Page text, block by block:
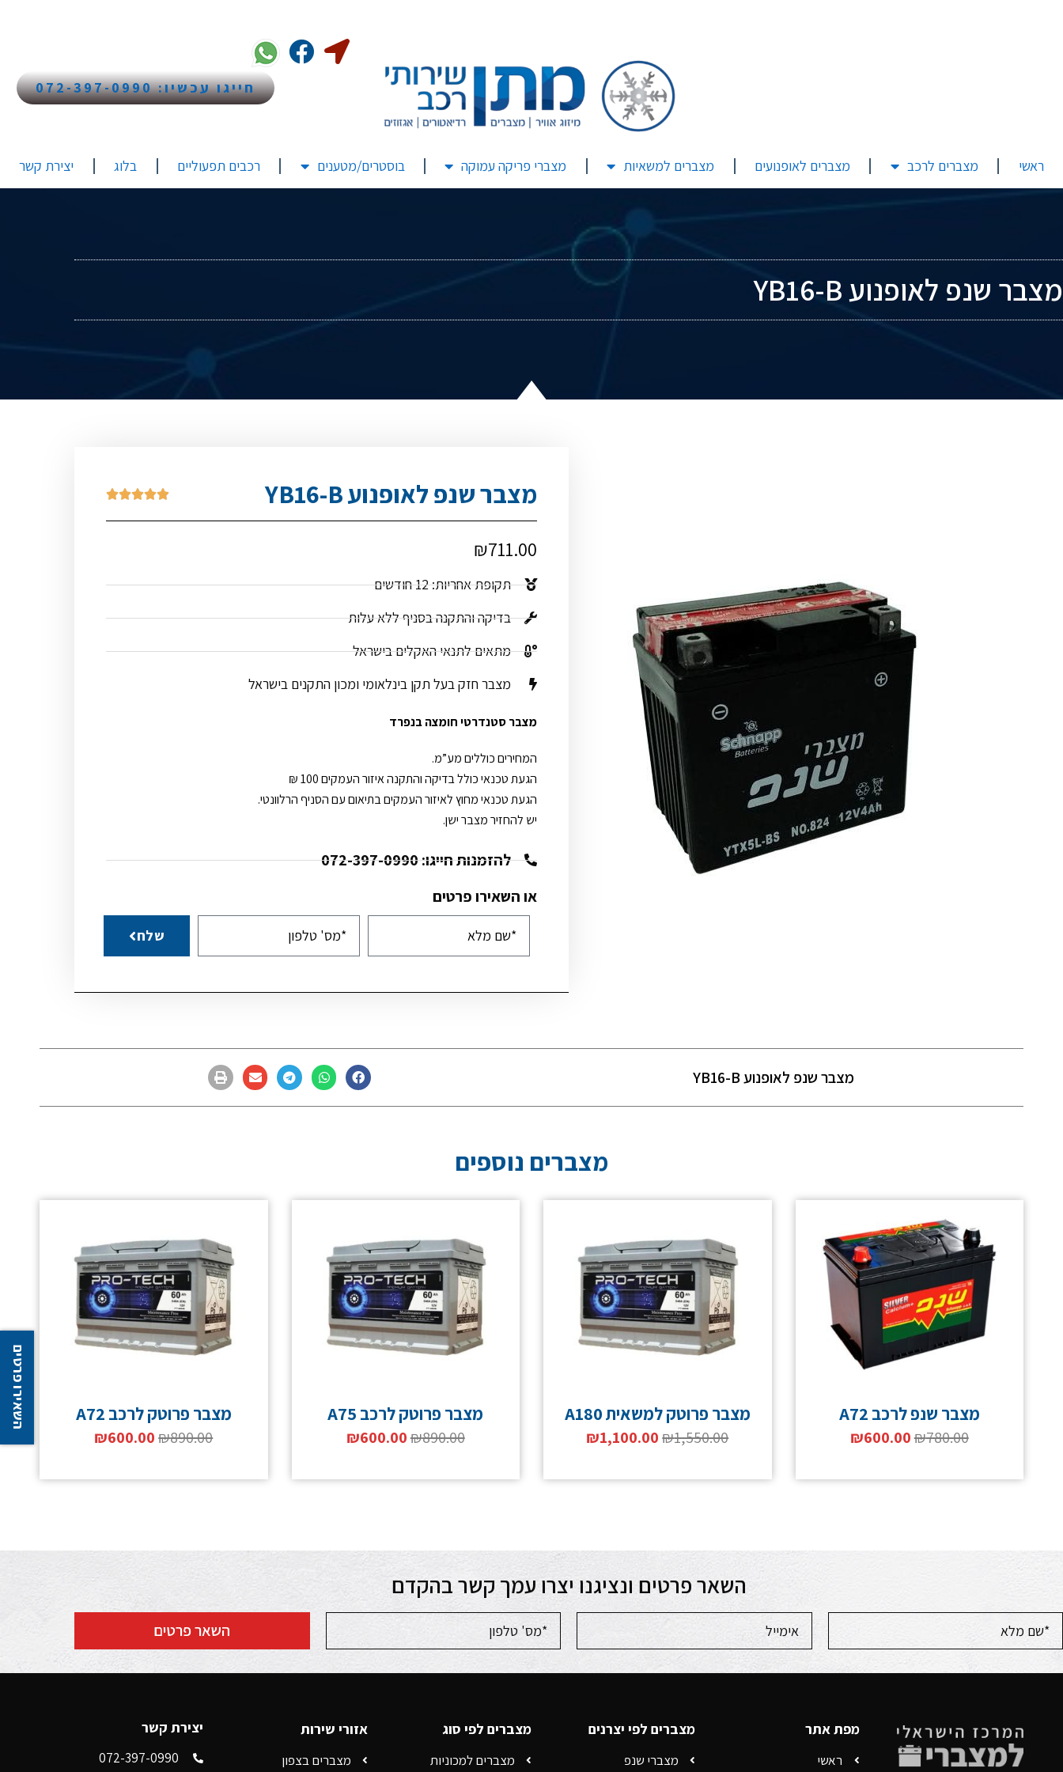
חייגו עכשיו: 072-397-0990
ראשי מצברים לרכב מצברים לאופנועים מצברים למשאיות מצברי פריקה עמוקה בוסטרים/מטענים רכבים תפעוליים בלוג יצירת קשר
מצבר שנפ לאופנוע YB16-B
מצבר שנפ לאופנוע YB16-B 




₪711.00
תקופת אחריות: 12 חודשים
בדיקה והתקנה בסניף ללא עלות
מתאים לתנאי האקלים בישראל
מצבר חזק בעל תקן בינלאומי ומכון התקנים בישראל
מצבר סטנדרטי חומצה בנפרד
המחירים כוללים מע”מ.
הגעת טכנאי כולל בדיקה והתקנה איזור העמקים 100 ₪
הגעת טכנאי מחוץ לאיזור העמקים בתיאום עם הסניף הרלוונטי.
יש להחזיר מצבר ישן.
להזמנות חייגו: 072-397-0990
או השאירו פרטים
שלח
מצבר שנפ לאופנוע YB16-B
מצברים נוספים
מצבר שנפ לרכב A72
₪780.00
₪600.00
מצבר פרוטק למשאית A180
₪1,550.00
₪1,100.00
מצבר פרוטק לרכב A75
₪890.00
₪600.00
מצבר פרוטק לרכב A72
₪890.00
₪600.00
השאר פרטים ונציגנו יצרו עמך קשר בהקדם
השאר פרטים
מפת אתר
ראשי
מצברים לפי יצרנים
מצברי שנפ
מצברים לפי סוג
מצברים למכוניות
אזורי שירות
מצברים בצפון
יצירת קשר
072-397-0990
השאירו פרטים